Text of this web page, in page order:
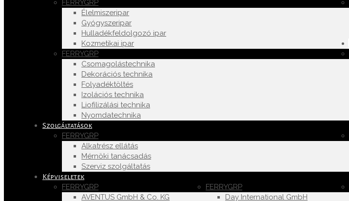
FERRYGRP
Élelmiszeripar
Gyógyszeripar
Hulladékfeldolgozó ipar
Kozmetikai ipar
FERRYGRP
Csomagolástechnika
Dekorációs technika
Folyadéktöltés
Izolációs technika
Liofilizálási technika
Nyomdatechnika
Szolgáltatások
FERRYGRP
Alkatrész ellátás
Mérnöki tanácsadás
Szerviz szolgáltatás
Képviseletek
FERRYGRP
AVENTUS GmbH & Co. KG
FERRYGRP
Day International GmbH